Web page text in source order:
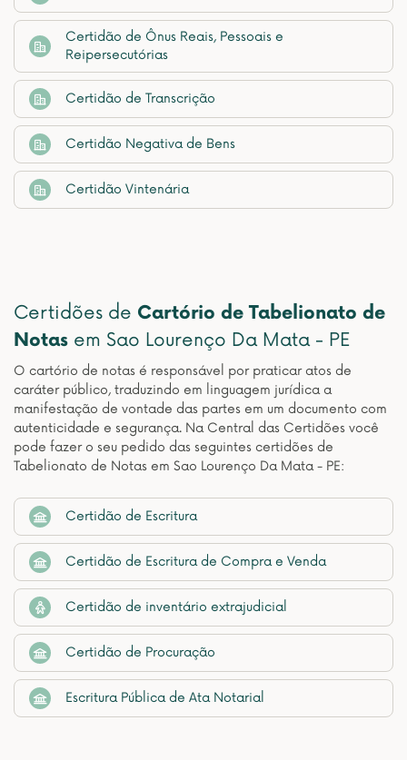
Certidão de Ônus Reais, Pessoais e
Reipersecutórias
Certidão de Transcrição
Certidão Negativa de Bens
Certidão Vintenária
Certidões de Cartório de Tabelionato de
Notas em Sao Lourenço Da Mata - PE
O cartório de notas é responsável por praticar atos de
caráter público, traduzindo em linguagem jurídica a
manifestação de vontade das partes em um documento com
autenticidade e segurança. Na Central das Certidões você
pode fazer o seu pedido das seguintes certidões de
Tabelionato de Notas em Sao Lourenço Da Mata - PE:
Certidão de Escritura
Certidão de Escritura de Compra e Venda
Certidão de inventário extrajudicial
Certidão de Procuração
Escritura Pública de Ata Notarial